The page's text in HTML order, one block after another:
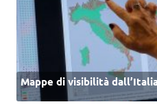
Mappe di visibilità